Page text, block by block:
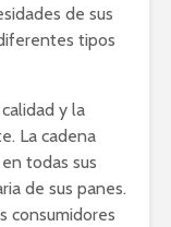
de sus
tipos
y la
La cadena
todas sus
de sus panes.
consumidores